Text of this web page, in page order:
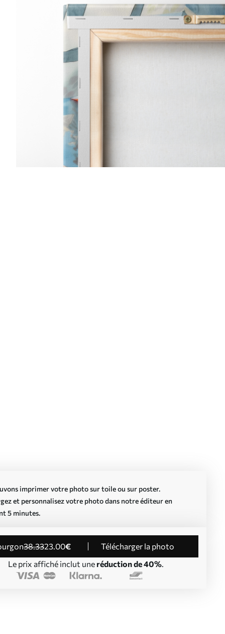
imprimer votre photo sur toile ou sur poster.
et personnalisez votre photo dans notre éditeur en
5 minutes.
38.3323.00€
Télécharger la photo
Le prix affiché inclut une réduction de 40%.